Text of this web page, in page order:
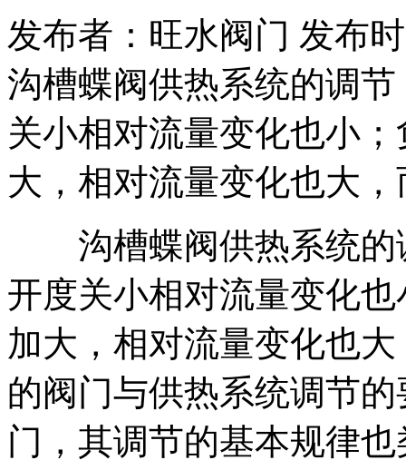
发布者：旺水阀门 发布
沟槽蝶阀供热系统的调
关小相对流量变化也小
大，相对流量变化也大
沟槽蝶阀供热系统的
开度关小相对流量变化
加大，相对流量变化也
的阀门与供热系统调节
门，其调节的基本规律